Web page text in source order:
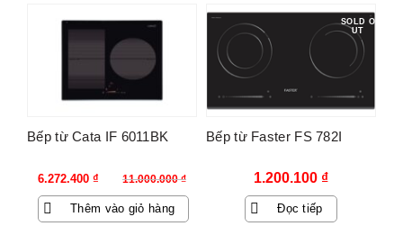
Bếp từ Cata IF 6011BK
11.000.000₫
Giá
gốc
là:
6.272.400 ₫
Giá
hiện
tại
Thêm vào giỏ hàng
SOLD O
UT
Bếp từ Faster FS 782I
1.200.100 ₫
Đọc tiếp